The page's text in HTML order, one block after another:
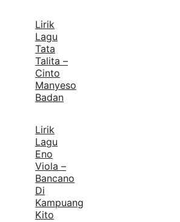
Lirik
Lagu
Tata
Talita –
Cinto
Manyeso
Badan
Lirik
Lagu
Eno
Viola –
Bancano
Di
Kampuang
Kito